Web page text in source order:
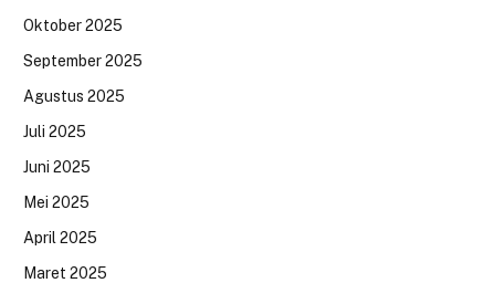
Oktober 2025
September 2025
Agustus 2025
Juli 2025
Juni 2025
Mei 2025
April 2025
Maret 2025